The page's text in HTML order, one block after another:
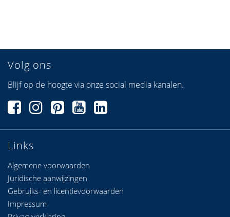
Links
Algemene voorwaarden
Juridische aanwijzingen
Gebruiks- en licentievoorwaarden
Volg ons
Blijf op de hoogte via onze social media kanalen.
Impressum